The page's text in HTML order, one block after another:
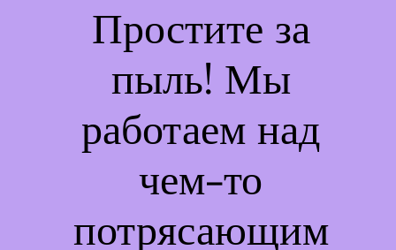
Простите за
пыль! Мы
работаем над
чем-то
потрясающим